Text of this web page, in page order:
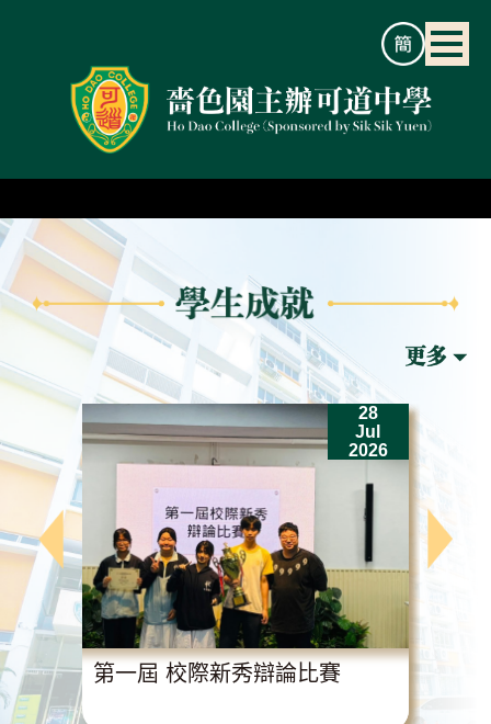
28
Jul
2026
第一屆 校際新秀辯論比賽